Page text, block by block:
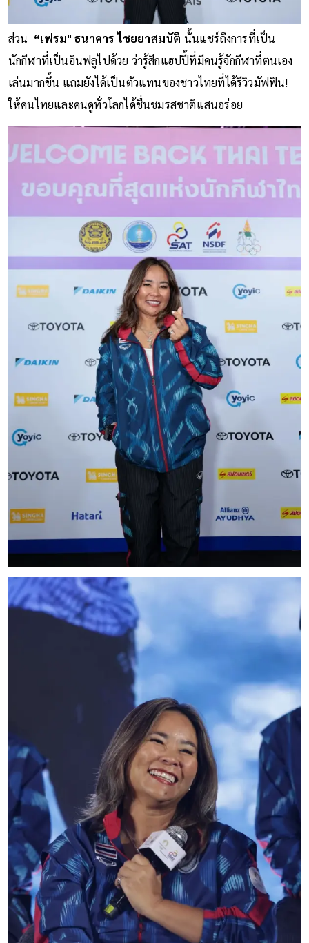
ส่วน “เฟรม" ธนาคาร ไชยยาสมบัติ นั้นแชร์ถึงการที่เป็น
นักกีฬาที่เป็นอินฟลูไปด้วย ว่ารู้สึกแฮปปี้ที่มีคนรู้จักกีฬาที่ตนเอง
เล่นมากขึ้น แถมยังได้เป็นตัวแทนของชาวไทยที่ได้รีวิวมัฟฟิน!
ให้คนไทยและคนดูทั่วโลกได้ชื่นชมรสชาติแสนอร่อย